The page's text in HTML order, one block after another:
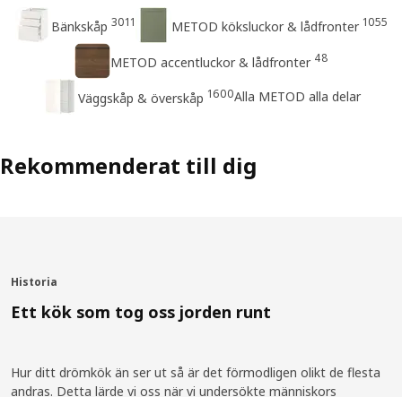
Bänkskåp 3011 METOD köksluckor & lådfronter 1055
METOD accentluckor & lådfronter 48
Väggskåp & överskåp 1600Alla METOD alla delar
Rekommenderat till dig
Historia
Ett kök som tog oss jorden runt
Hur ditt drömkök än ser ut så är det förmodligen olikt de flesta
andras. Detta lärde vi oss när vi undersökte människors